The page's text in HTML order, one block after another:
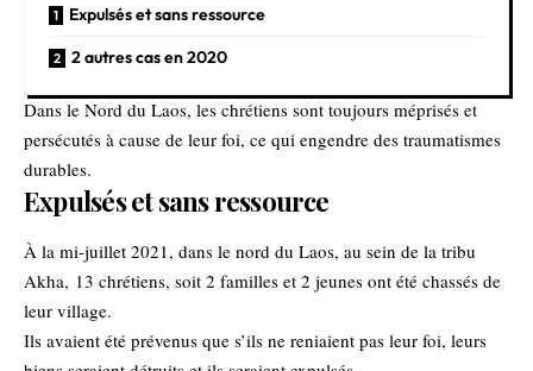
Expulsés et sans ressource
2 autres cas en 2020
Dans le Nord du Laos, les chrétiens sont toujours méprisés et
persécutés à cause de leur foi, ce qui engendre des traumatismes
durables.
Expulsés et sans ressource
À la mi-juillet 2021, dans le nord du Laos, au sein de la tribu
Akha, 13 chrétiens, soit 2 familles et 2 jeunes ont été chassés de
leur village.
Ils avaient été prévenus que s’ils ne reniaient pas leur foi, leurs